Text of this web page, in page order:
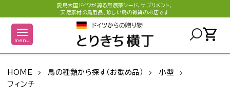
愛鳥大国ドイツが誇る無農薬シード、サプリメント、
天然素材の鳥用品、珍しい鳥の雑貨のお店です
menu shopping_cart
HOME 鳥の種類から探す（お勧め品）
小型
フィンチ